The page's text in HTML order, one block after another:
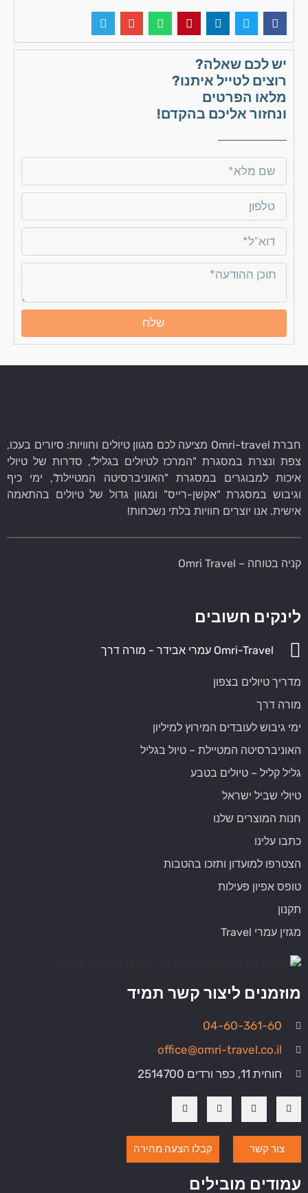
יש לכם שאלה?
רוצים לטייל איתנו?
מלאו הפרטים
ונחזור אליכם בהקדם!
שלח
חברת Omri-travel מציעה לכם מגוון טיולים וחוויות: סיורים בעכו,
צפת ונצרת במסגרת "המרכז לטיולים בגליל", סדרות של טיולי
איכות למבוגרים במסגרת "האוניברסיטה המטיילת", ימי כיף
וגיבוש במסגרת "אקשן-רייס" ומגוון גדול של טיולים בהתאמה
אישית. אנו יוצרים חוויות בלתי נשכחות!
קניה בטוחה – Omri Travel
לינקים חשובים
Omri-Travel עמרי אבידר - מורה דרך
מדריך טיולים בצפון
מורה דרך
ימי גיבוש לעובדים המירוץ למיליון
האוניברסיטה המטיילת – טיול בגליל
גליל קליל – טיולים בטבע
טיולי שביל ישראל
חנות המוצרים שלנו
כתבו עלינו
הצטרפו למועדון ותזכו בהטבות
טופס אפיון פעילות
תקנון
מגזין עמרי Travel
מוזמנים ליצור קשר תמיד
04-60-361-60
office@omri-travel.co.il
חוחית 11, כפר ורדים 2514700
צור קשר קבלו הצעה מהירה
עמודים מובילים